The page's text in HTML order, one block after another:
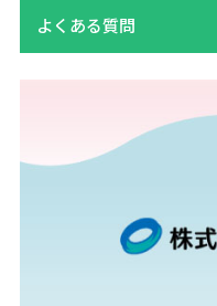
よくある質問